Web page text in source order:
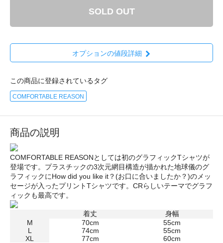
SOLD OUT
オプションの値段詳細
この商品に登録されているタグ
COMFORTABLE REASON
商品の説明
COMFORTABLE REASONとしては初のグラフィックTシャツが
登場です。プラスチックの3次元網目構造が描かれた地球儀のグ
ラフィックにHow did you like it？(お口に合いましたか？)のメッ
セージが入ったプリントTシャツです。CRらしいテーマでグラフ
ィックも最高です。
着丈
身幅
M
70cm
55cm
L
74cm
55cm
XL
77cm 60cm